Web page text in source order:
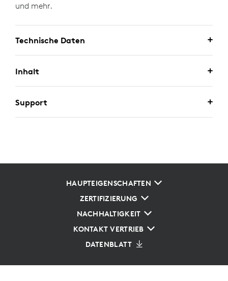
und mehr.
Technische Daten
Inhalt
Support
HAUPTEIGENSCHAFTEN
ZERTIFIZIERUNG
NACHHALTIGKEIT
KONTAKT VERTRIEB
DATENBLATT